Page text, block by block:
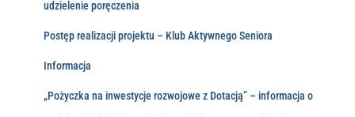
udzielenie poręczenia
Postęp realizacji projektu – Klub Aktywnego Seniora
Informacja
„Pożyczka na inwestycje rozwojowe z Dotacją” – informacja o